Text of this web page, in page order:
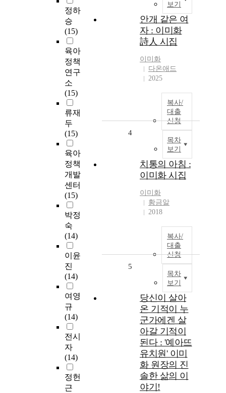
정하
승
(15)
육아
정책
연구
소
(15)
류재
두
(15)
육아
정책
개발
센터
(15)
박정
숙
(14)
이윤
진
(14)
여영
규
(14)
전시
자
(14)
정헌
근
보기
안개 같은 여
자 : 이미화
詩人 시집
이미화
다온애드
2025
복사/
대출
신청
목차
보기
4
치통의 아침 :
이미화 시집
이미화
황금알
2018
복사/
대출
신청
목차
보기
5
당신이 살아
온 기적이 누
군가에겐 살
아갈 기적이
된다 : '예아뜨
유치원' 이미
화 원장의 진
솔한 삶의 이
야기!